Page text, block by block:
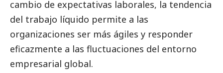
cambio de expectativas laborales, la tendencia
del trabajo líquido permite a las
organizaciones ser más ágiles y responder
eficazmente a las fluctuaciones del entorno
empresarial global.